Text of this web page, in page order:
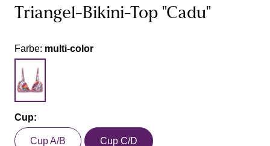
Triangel-Bikini-Top "Cadu"
Farbe: multi-color
Cup:
Cup A/B Cup C/D